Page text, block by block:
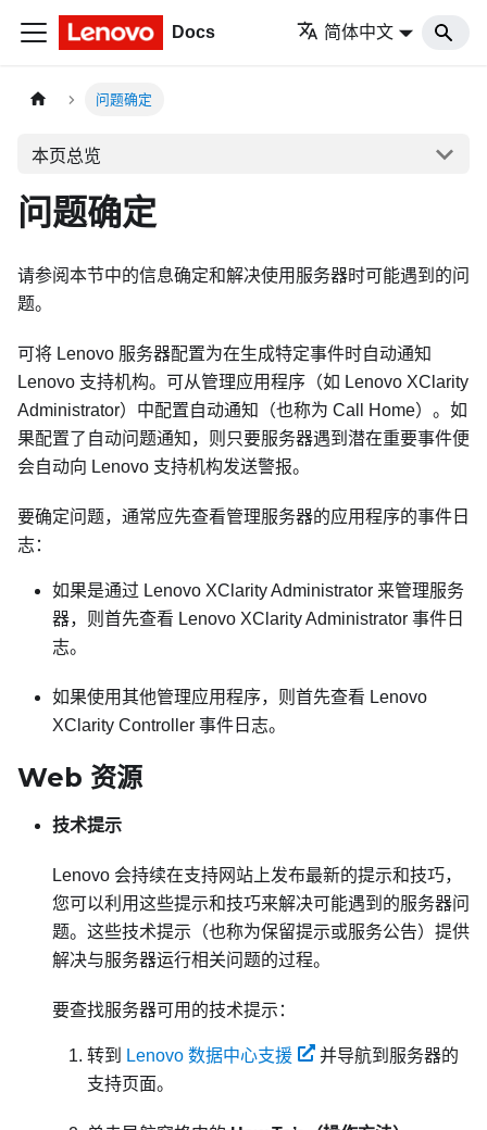
Docs 简体中文
问题确定
本页总览
问题确定
请参阅本节中的信息确定和解决使用服务器时可能遇到的问
题。
可将 Lenovo 服务器配置为在生成特定事件时自动通知
Lenovo 支持机构。可从管理应用程序（如 Lenovo XClarity
Administrator）中配置自动通知（也称为 Call Home）。如
果配置了自动问题通知，则只要服务器遇到潜在重要事件便
会自动向 Lenovo 支持机构发送警报。
要确定问题，通常应先查看管理服务器的应用程序的事件日
志：
如果是通过 Lenovo XClarity Administrator 来管理服务
器，则首先查看 Lenovo XClarity Administrator 事件日
志。
如果使用其他管理应用程序，则首先查看 Lenovo
XClarity Controller 事件日志。
Web 资源
技术提示
Lenovo 会持续在支持网站上发布最新的提示和技巧，
您可以利用这些提示和技巧来解决可能遇到的服务器问
题。这些技术提示（也称为保留提示或服务公告）提供
解决与服务器运行相关问题的过程。
要查找服务器可用的技术提示：
转到 Lenovo 数据中心支援
并导航到服务器的
支持页面。